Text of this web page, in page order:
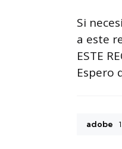
Si
a este
ESTE
Espero
adobe